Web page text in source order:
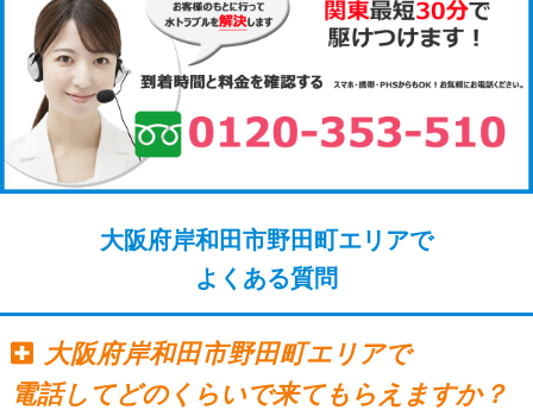
大阪府岸和田市野田町エリアで
よくある質問
大阪府岸和田市野田町エリアで
電話してどのくらいで来てもらえますか？